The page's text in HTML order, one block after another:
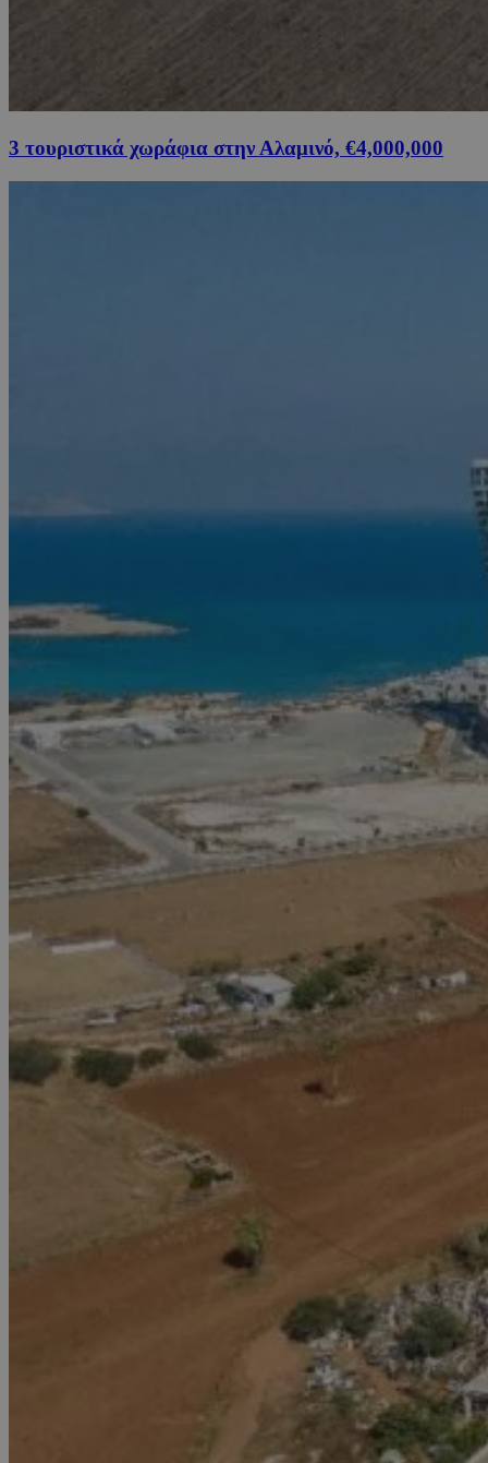
3 τουριστικά χωράφια στην Αλαμινό, €4,000,000